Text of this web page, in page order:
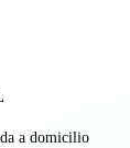
a domicilio